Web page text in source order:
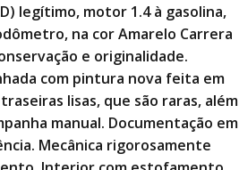
legítimo, motor 1.4 à gasolina,
na cor Amarelo Carrera
e originalidade.
com pintura nova feita em
lisas, que são raras, além
manual. Documentação em
Mecânica rigorosamente